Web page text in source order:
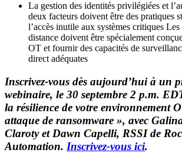
La gestion des identités privilégiées et
deux facteurs doivent être des pratiques
l’accès inutile aux systèmes critiques Les
distance doivent être spécialement
OT et fournir des capacités de
direct adéquates
Inscrivez-vous dès aujourd’hui à un
webinaire, le 30 septembre 2 p.m.
la résilience de votre environnement
attaque de ransomware », avec
Claroty et Dawn Capelli, RSSI de
Automation. Inscrivez-vous ici.